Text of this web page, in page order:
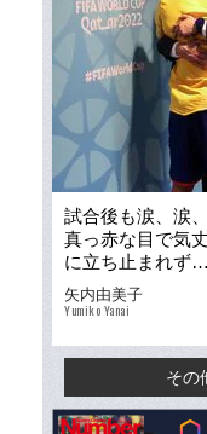
試合後も涙、涙
真っ赤な目で気
に立ち止まれず
には映らなかった
矢内由美子
Yumiko Yanai
その